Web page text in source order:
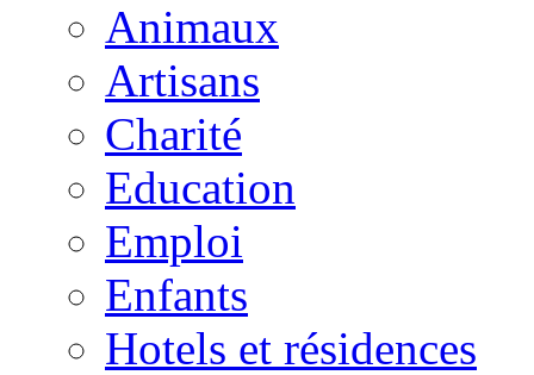
Animaux
Artisans
Charité
Education
Emploi
Enfants
Hotels et résidences